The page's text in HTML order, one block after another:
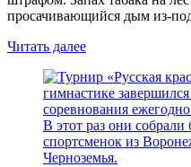
просачивающийся дым из-
Читать далееПрочитать
о
Курение
на
общих
подъездных
балконах